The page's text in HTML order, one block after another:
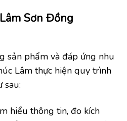
Sơn Đồng
sản phẩm và đáp ứng nhu
Lâm thực hiện quy trình
sau:
hiểu thông tin, đo kích